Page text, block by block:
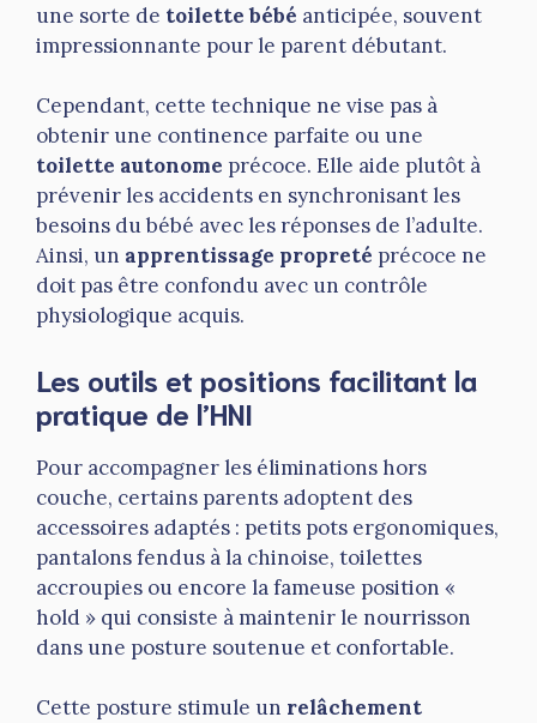
une sorte de toilette bébé anticipée, souvent
impressionnante pour le parent débutant.
Cependant, cette technique ne vise pas à
obtenir une continence parfaite ou une
toilette autonome précoce. Elle aide plutôt à
prévenir les accidents en synchronisant les
besoins du bébé avec les réponses de l’adulte.
Ainsi, un apprentissage propreté précoce ne
doit pas être confondu avec un contrôle
physiologique acquis.
Les outils et positions facilitant la
pratique de l’HNI
Pour accompagner les éliminations hors
couche, certains parents adoptent des
accessoires adaptés : petits pots ergonomiques,
pantalons fendus à la chinoise, toilettes
accroupies ou encore la fameuse position «
hold » qui consiste à maintenir le nourrisson
dans une posture soutenue et confortable.
Cette posture stimule un relâchement